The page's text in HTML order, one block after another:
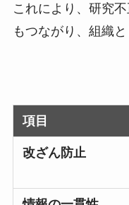
これにより、研究
もつながり、組織
項目
改ざん防止